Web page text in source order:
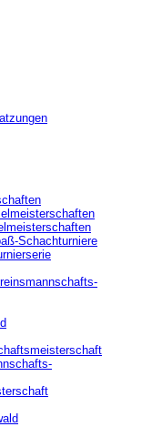
Schachturniere